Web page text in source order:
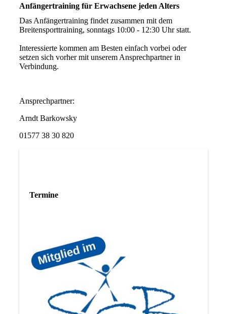
Anfängertraining für Erwachsene jeden Alters
Das Anfängertraining findet zusammen mit dem
Breitensporttraining, sonntags 10:00 - 12:30 Uhr statt.
Interessierte kommen am Besten einfach vorbei oder
setzen sich vorher mit unserem Ansprechpartner in
Verbindung.
Ansprechpartner:
Arndt Barkowsky
01577 38 30 820
Termine